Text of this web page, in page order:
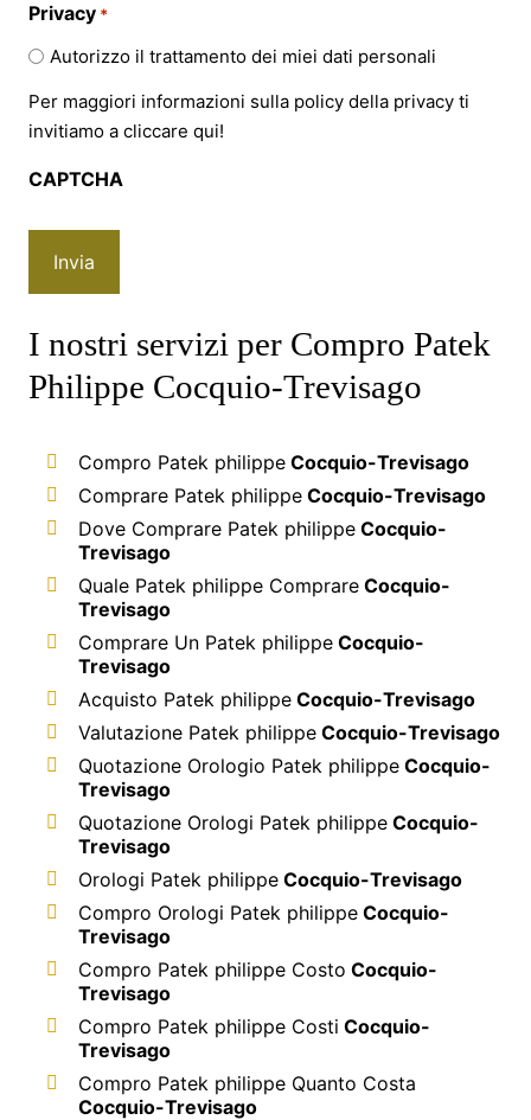
Privacy *
Autorizzo il trattamento dei miei dati personali
Per maggiori informazioni sulla policy della privacy ti
invitiamo a cliccare qui!
CAPTCHA
I nostri servizi per Compro Patek
Philippe Cocquio-Trevisago
Compro Patek philippe Cocquio-Trevisago
Comprare Patek philippe Cocquio-Trevisago
Dove Comprare Patek philippe Cocquio-
Trevisago
Quale Patek philippe Comprare Cocquio-
Trevisago
Comprare Un Patek philippe Cocquio-
Trevisago
Acquisto Patek philippe Cocquio-Trevisago
Valutazione Patek philippe Cocquio-Trevisago
Quotazione Orologio Patek philippe Cocquio-
Trevisago
Quotazione Orologi Patek philippe Cocquio-
Trevisago
Orologi Patek philippe Cocquio-Trevisago
Compro Orologi Patek philippe Cocquio-
Trevisago
Compro Patek philippe Costo Cocquio-
Trevisago
Compro Patek philippe Costi Cocquio-
Trevisago
Compro Patek philippe Quanto Costa
Cocquio-Trevisago